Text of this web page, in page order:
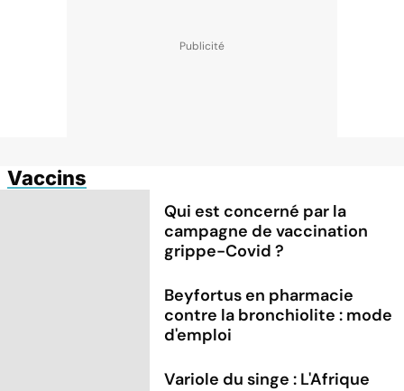
Vaccins
Qui est concerné par la
campagne de vaccination
grippe-Covid ?
Beyfortus en pharmacie
contre la bronchiolite : mode
d'emploi
Variole du singe : L'Afrique